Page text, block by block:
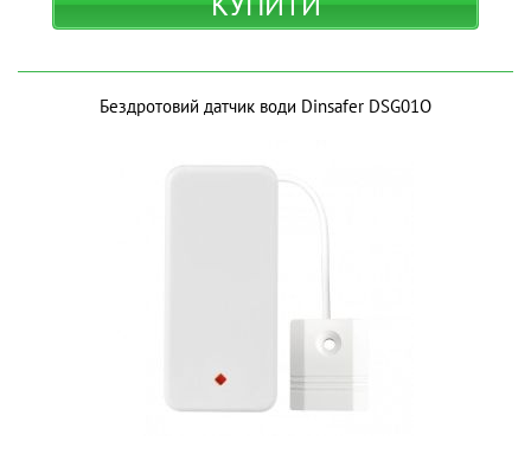
Бездротовий датчик води Dinsafer DSG01O